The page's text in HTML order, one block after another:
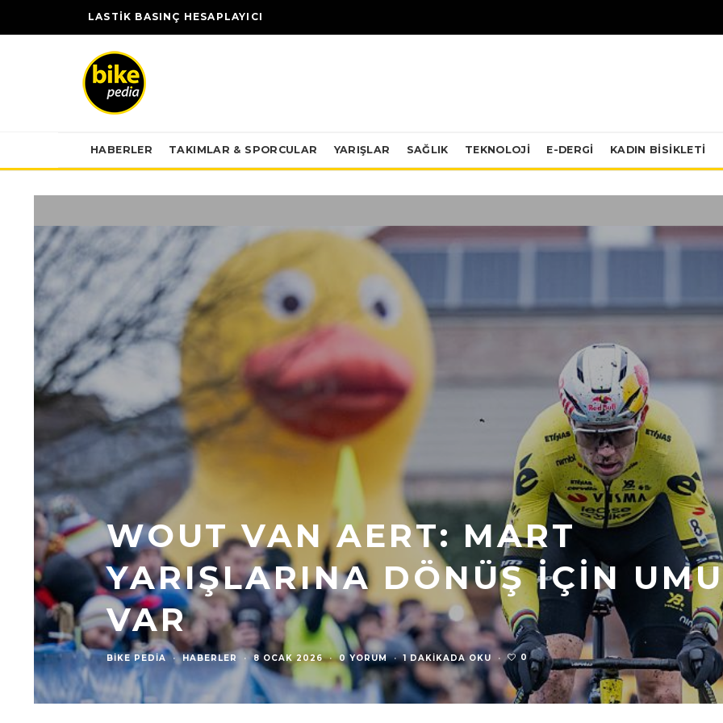
LASTİK BASINÇ HESAPLAYICI
HABERLER TAKIMLAR & SPORCULAR YARIŞLAR SAĞLIK TEKNOLOJI E-DERGİ KADIN BISIKLETI
WOUT VAN AERT: MART
YARIŞLARINA DÖNÜŞ İÇIN
VAR
BIKE PEDIA · HABERLER · 8 OCAK 2026 · 0 YORUM · 1 DAKIKADA OKU · 0